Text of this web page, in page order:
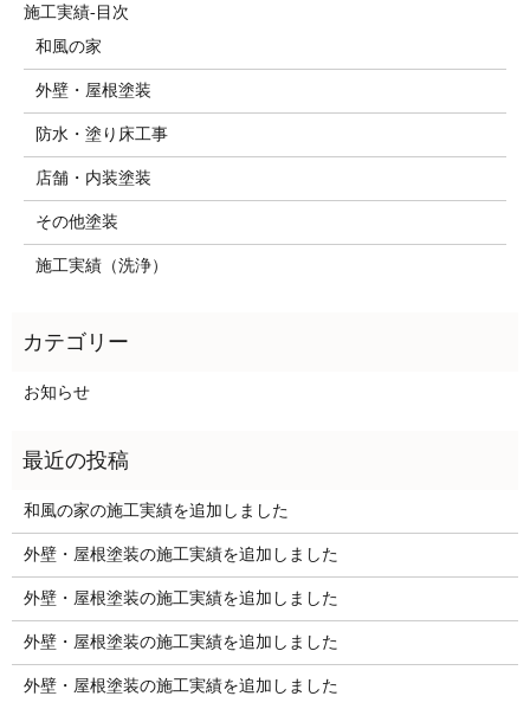
施工実績-目次
和風の家
外壁・屋根塗装
防水・塗り床工事
店舗・内装塗装
その他塗装
施工実績（洗浄）
お知らせ
和風の家の施工実績を追加しました
外壁・屋根塗装の施工実績を追加しました
外壁・屋根塗装の施工実績を追加しました
外壁・屋根塗装の施工実績を追加しました
外壁・屋根塗装の施工実績を追加しました